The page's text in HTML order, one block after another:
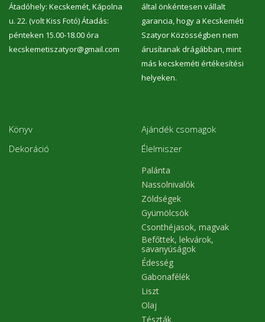
Átadóhely: Kecskemét, Kápolna
u. 22. (volt Kiss Fotó) Átadás:
pénteken 15.00-18.00 óra
kecskemetiszatyor@gmail.com
által önkéntesen vállalt
garancia, hogy a Kecskeméti
Szatyor Közösségben nem
árusítanak drágábban, mint
más kecskeméti értékesítési
helyeken.
Könyv
Dekoráció
Ajándék csomagok
Élelmiszer
Palánta
Nassolnivalók
Zöldségek
Gyümölcsök
Csonthéjasok, magvak
Befőttek, lekvárok,
savanyúságok
Édesség
Gabonafélék
Liszt
Olaj
Tészták